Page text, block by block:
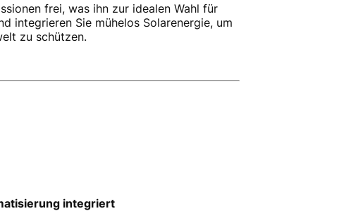
frei, was ihn zur idealen Wahl für
integrieren Sie mühelos Solarenergie, um
zu schützen.
integriert